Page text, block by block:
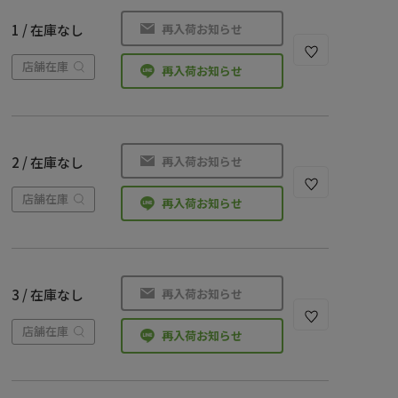
1 / 在庫なし
店舗在庫
再入荷お知らせ
再入荷お知らせ
2 / 在庫なし
店舗在庫
再入荷お知らせ
再入荷お知らせ
3 / 在庫なし
店舗在庫
再入荷お知らせ
再入荷お知らせ